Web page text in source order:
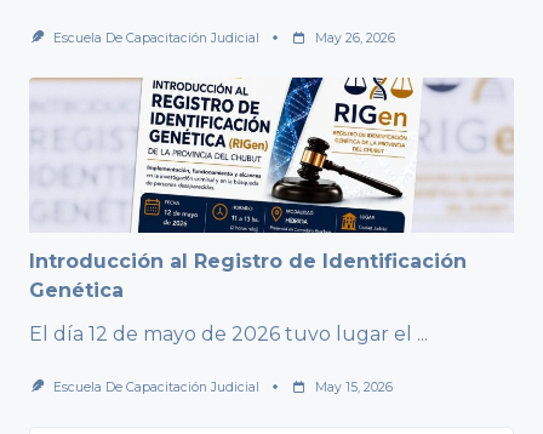
Escuela De Capacitación Judicial May 26, 2026
Introducción al Registro de Identificación
Genética
El día 12 de mayo de 2026 tuvo lugar el ...
Escuela De Capacitación Judicial May 15, 2026